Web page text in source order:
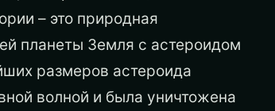
– это природная
планеты Земля с астероидом
размеров астероида
волной и была уничтожена